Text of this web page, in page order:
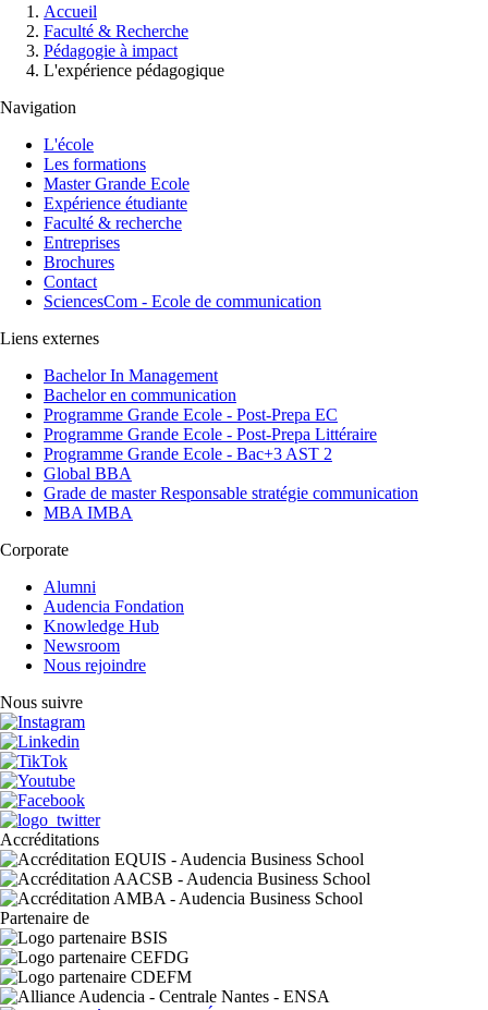
d'Ariane
Accueil
Faculté & Recherche
Pédagogie à impact
L'expérience pédagogique
Navigation
L'école
Les formations
Master Grande Ecole
Expérience étudiante
Faculté & recherche
Entreprises
Brochures
Contact
SciencesCom - Ecole de communication
Liens externes
Bachelor In Management
Bachelor en communication
Programme Grande Ecole - Post-Prepa EC
Programme Grande Ecole - Post-Prepa Littéraire
Programme Grande Ecole - Bac+3 AST 2
Global BBA
Grade de master Responsable stratégie communication
MBA IMBA
Corporate
Alumni
Audencia Fondation
Knowledge Hub
Newsroom
Nous rejoindre
Nous suivre
Accréditations
Partenaire de